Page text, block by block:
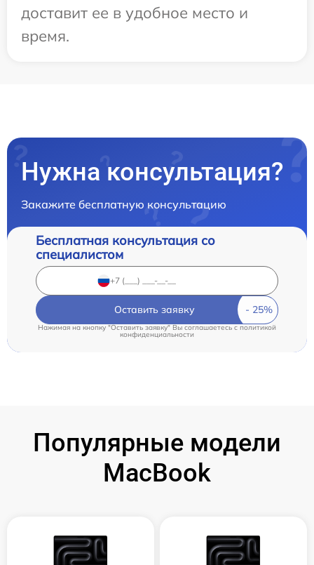
доставит ее в удобное место и
время.
Нужна консультация?
Закажите бесплатную консультацию
Бесплатная консультация со
специалистом
Оставить заявку
Нажимая на кнопку "Оставить заявку" Вы соглашаетесь cполитикой
конфиденциальности
Популярные модели
MacBook